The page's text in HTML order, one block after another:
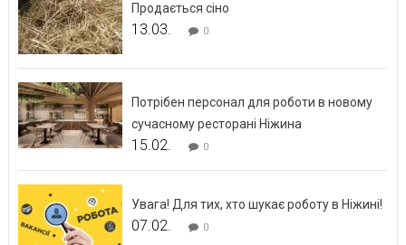
Продається сіно
13.03. 0
Потрібен персонал для роботи в новому
сучасному ресторані Ніжина
15.02. 0
Увага! Для тих, хто шукає роботу в Ніжині!
07.02. 0